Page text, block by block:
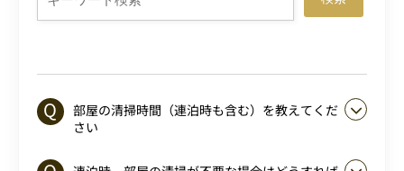
部屋の清掃時間（連泊時も含む）を教えてくだ
さい